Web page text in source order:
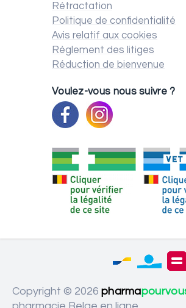
Rétractation
Politique de confidentialité
Avis relatif aux cookies
Règlement des litiges
Réduction de bienvenue
Voulez-vous nous suivre ?
Copyright © 2026 pharma